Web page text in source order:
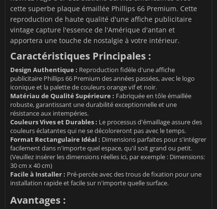
cette superbe plaque émaillée Phillips 66 Premium. Cette
reproduction de haute qualité d'une affiche publicitaire
vintage capture l'essence de l'Amérique d'antan et
apportera une touche de nostalgie à votre intérieur.
Caractéristiques Principales :
Design Authentique : Reproduction fidèle d'une affiche
publicitaire Phillips 66 Premium des années passées, avec le logo
iconique et la palette de couleurs orange vif et noir.
Matériau de Qualité Supérieure : Fabriquée en tôle émaillée
robuste, garantissant une durabilité exceptionnelle et une
résistance aux intempéries.
Couleurs Vives et Durables : Le processus d'émaillage assure des
couleurs éclatantes qui ne se décoloreront pas avec le temps.
Format Rectangulaire Idéal : Dimensions parfaites pour s'intégrer
facilement dans n'importe quel espace, qu'il soit grand ou petit.
(Veuillez insérer les dimensions réelles ici, par exemple : Dimensions:
30 cm x 40 cm)
Facile à Installer : Pré-percée avec des trous de fixation pour une
installation rapide et facile sur n'importe quelle surface.
Avantages :